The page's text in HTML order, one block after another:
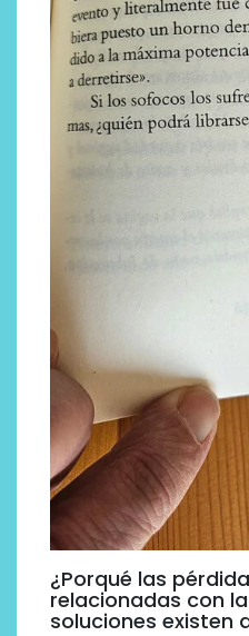
¿Porqué las
relacionadas con
soluciones existen